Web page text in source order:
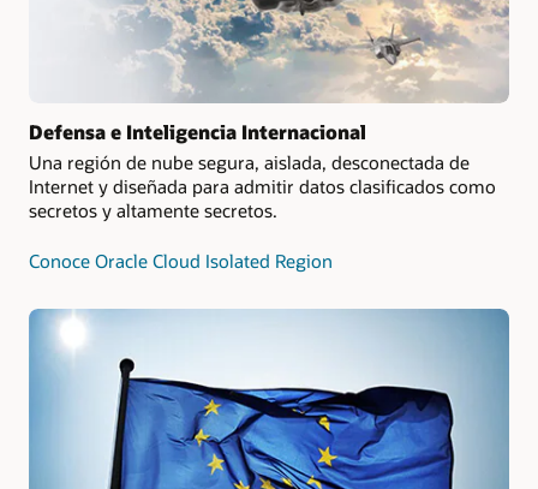
Defensa e Inteligencia Internacional
Una región de nube segura, aislada, desconectada de
Internet y diseñada para admitir datos clasificados como
secretos y altamente secretos.
Conoce Oracle Cloud Isolated Region